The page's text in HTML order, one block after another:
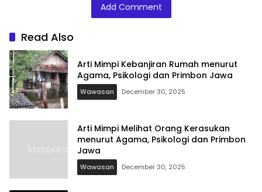
Add Comment
Read Also
Arti Mimpi Kebanjiran Rumah menurut
Agama, Psikologi dan Primbon Jawa
Wawasan December 30, 2025
Arti Mimpi Melihat Orang Kerasukan
menurut Agama, Psikologi dan Primbon
Jawa
Wawasan December 30, 2025